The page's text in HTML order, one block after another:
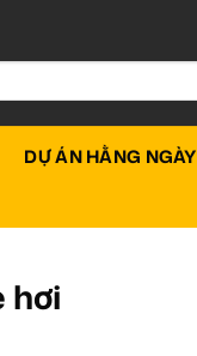
DỰ ÁN HẰNG NGÀY
hơi